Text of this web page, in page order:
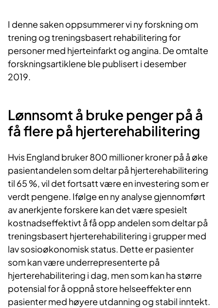
​​I denne saken oppsummerer vi ny forskning om
trening og treningsbasert rehabilitering for
personer med hjerteinfarkt og angina. De omtalte
forskningsartiklene ble publisert i desember
2019.
Lønnsomt å bruke penger på å
få flere på hjerterehabilitering
Hvis England bruker 800 millioner kroner på å øke
pasientandelen som deltar på hjerterehabilitering
til 65 %, vil det fortsatt være en investering som er
verdt pengene. Ifølge en ny analyse gjennomført
av anerkjente forskere kan det være spesielt
kostnadseffektivt å få opp andelen som deltar på
treningsbasert hjerterehabilitering i grupper med
lav sosioøkonomisk status. Dette er pasienter
som kan være underrepresenterte på
hjerterehabilitering i dag, men som kan ha større
potensial for å oppnå store helseeffekter enn
pasienter med høyere utdanning og stabil inntekt.